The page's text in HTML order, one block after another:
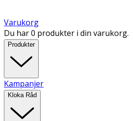
Varukorg
Du har 0 produkter i din varukorg.
Produkter
Kampanjer
Kloka Råd